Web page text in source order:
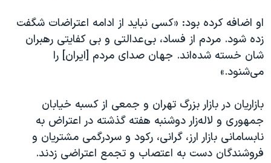
او اضافه کرده بود: «کسی نباید از ادامه اعتراضات شگفت
زده شود. مردم از فساد، بی‌عدالتی و بی کفایتی رهبران
شان خسته شده‌اند. جهان صدای مردم [ایران] را
می‌شنود.»
بازاریان در بازار بزرگ تهران و جمعی از کسبه خیابان
جمهوری و لاله‌زار دوشنبه هفته گذشته در اعتراض به
نابسامانی بازار ارز، گرانی، رکود و سردرگمی مشتریان و
فروشندگان دست به اعتصاب و تجمع اعتراضی زدند.